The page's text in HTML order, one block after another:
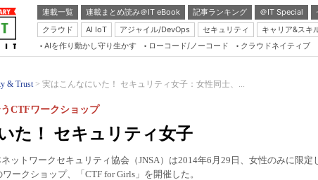
連載一覧 連載まとめ読み＠IT eBook 記事ランキング ＠IT Special
クラウド
AI IoT アジャイル/DevOps セキュリティ キャリア&スキ
AIを作り動かし守り生かす ローコード/ノーコード クラウドネイティブ
& Trust 実はこんなにいた！ セキュリティ女子：女性同士、...
た！ セキュリティ女子
CTFワークショップ
ットワークセキュリティ協会（JNSA）は2014年6月29日、女性のみに限定
ークショップ、「CTF for Girls」を開催した。